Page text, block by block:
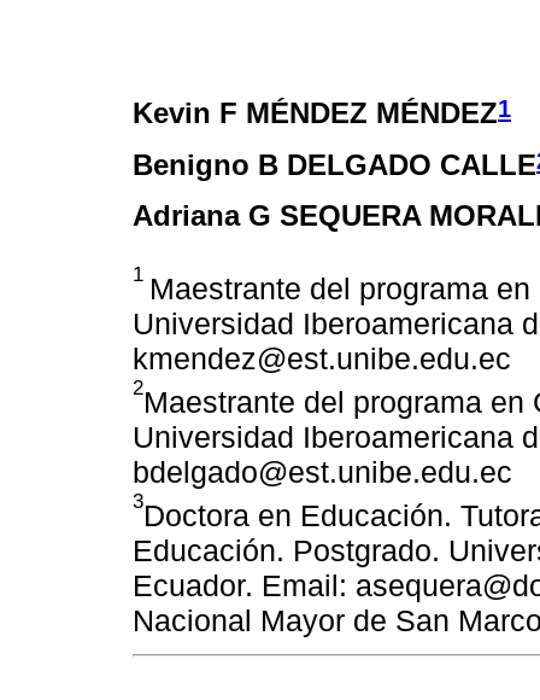
Kevin F MÉNDEZ MÉNDEZ1
Benigno B DELGADO CALLE
Adriana G SEQUERA
1 Maestrante del programa
Universidad Iberoamericana
kmendez@est.unibe.edu.ec
2Maestrante del programa
Universidad Iberoamericana
bdelgado@est.unibe.edu.ec
3Doctora en Educación.
Educación. Postgrado.
Ecuador. Email:
Nacional Mayor de San